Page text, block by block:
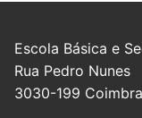
Escola Básica e
Rua Pedro Nunes
3030-199